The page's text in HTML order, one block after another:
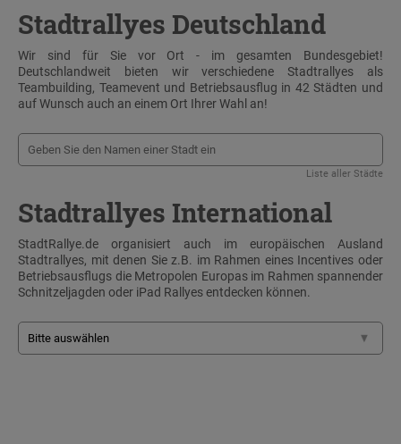
Stadtrallyes Deutschland
Wir sind für Sie vor Ort - im gesamten Bundesgebiet!
Deutschlandweit bieten wir verschiedene Stadtrallyes als
Teambuilding, Teamevent und Betriebsausflug in 42 Städten und
auf Wunsch auch an einem Ort Ihrer Wahl an!
Liste aller Städte
Stadtrallyes International
StadtRallye.de organisiert auch im europäischen Ausland
Stadtrallyes, mit denen Sie z.B. im Rahmen eines Incentives oder
Betriebsausflugs die Metropolen Europas im Rahmen spannender
Schnitzeljagden oder iPad Rallyes entdecken können.